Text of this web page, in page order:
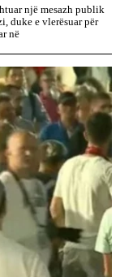
një mesazh publik
duke e vlerësuar për
në